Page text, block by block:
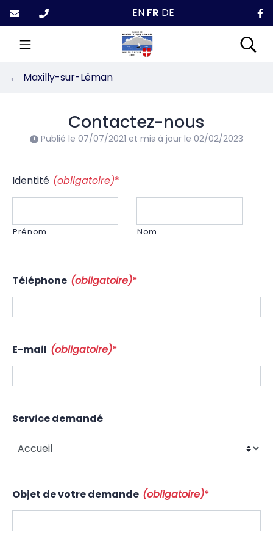
Aller
au
contenu
EN FR DE
Maxilly-sur-Léman
Maxilly-sur-Léman
Contactez-nous
Publié le 07/07/2021 et mis à jour le 02/02/2023
Identité (obligatoire)*
Prénom Nom
Téléphone (obligatoire)*
E-mail (obligatoire)*
Service demandé
Objet de votre demande (obligatoire)*